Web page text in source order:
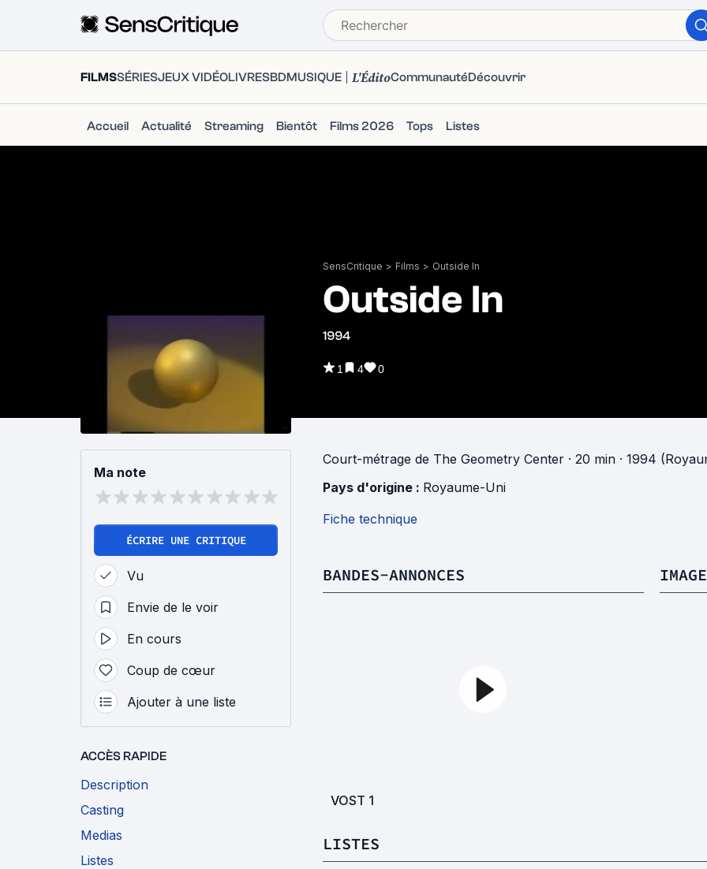
FILMSSÉRIESJEUX VIDÉOLIVRESBDMUSIQUE L'ÉditoCommunautéDécouvrir
Accueil Actualité Streaming Bientôt Films 2026 Tops Listes
SensCritique > Films > Outside In
Outside In
1994
1 4 0
Ma note
ÉCRIRE UNE CRITIQUE
Vu
Envie de le voir
En cours
Coup de cœur
Ajouter à une liste
ACCÈS RAPIDE
Description
Casting
Medias
Listes
Court-métrage de The Geometry Center · 20 min · 1994
Pays d'origine : Royaume-Uni
Fiche technique
BANDES-ANNONCES
VOST 1
LISTES